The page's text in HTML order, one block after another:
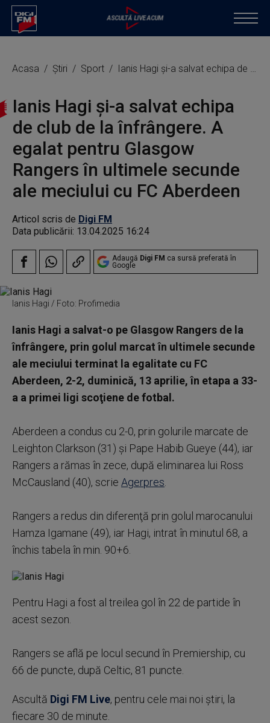
Acasa Știri Sport Ianis Hagi și-a salvat echipa de club de la înfrângere. A egalat pentru Glasgow Rangers în ultimele secunde ale meciului cu FC Aberdeen
Ianis Hagi și-a salvat echipa
de club de la înfrângere. A
egalat pentru Glasgow
Rangers în ultimele secunde
ale meciului cu FC Aberdeen
Articol scris de Digi FM
Data publicării: 13.04.2025 16:24
Adaugă Digi FM ca sursă preferată în
Google
Ianis Hagi / Foto: Profimedia
Ianis Hagi a salvat-o pe Glasgow Rangers de la
înfrângere, prin golul marcat în ultimele secunde
ale meciului terminat la egalitate cu FC
Aberdeen, 2-2, duminică, 13 aprilie, în etapa a 33-
a a primei ligi scoţiene de fotbal.
Aberdeen a condus cu 2-0, prin golurile marcate de
Leighton Clarkson (31) şi Pape Habib Gueye (44), iar
Rangers a rămas în zece, după eliminarea lui Ross
McCausland (40), scrie Agerpres
Rangers a redus din diferenţă prin golul marocanului
Hamza Igamane (49), iar Hagi, intrat în minutul 68, a
închis tabela în min. 90+6.
Pentru Hagi a fost al treilea gol în 22 de partide în
acest sezon.
Rangers se află pe locul secund în Premiership, cu
66 de puncte, după Celtic, 81 puncte.
Ascultă Digi FM Live, pentru cele mai noi știri, la
fiecare 30 de minute.